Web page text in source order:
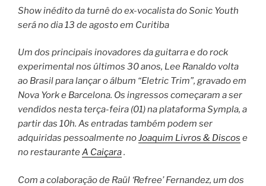
Show inédito da turnê do ex-vocalista do Sonic Youth
será no dia 13 de agosto em Curitiba
Um dos principais inovadores da guitarra e do rock
experimental nos últimos 30 anos, Lee Ranaldo volta
ao Brasil para lançar o álbum “Eletric Trim”, gravado em
Nova York e Barcelona. Os ingressos começaram a ser
vendidos nesta terça-feira (01) na plataforma Sympla, a
partir das 10h. As entradas também podem ser
adquiridas pessoalmente noJoaquim Livros & Discos e
no restauranteA Caiçara.
Com a colaboração de Raül ‘Refree’ Fernandez, um dos